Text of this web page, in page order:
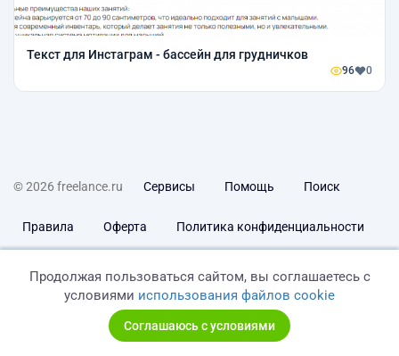
Текст для Инстаграм - бассейн для грудничков
96 0
© 2026 freelance.ru Сервисы Помощь Поиск
Правила Оферта Политика конфиденциальности
Продолжая пользоваться сайтом, вы соглашаетесь с
условиями использования файлов cookie
Соглашаюсь с условиями